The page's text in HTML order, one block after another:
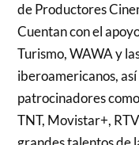
de Productores
Cuentan con el
Turismo, WAWA y
iberoamericanos,
patrocinadores
TNT, Movistar+,